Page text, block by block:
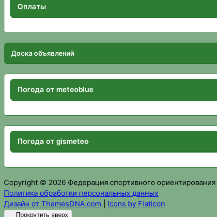
Оплаты
Доска объявлений
Погода от meteoblue
Погода от gismeteo
Copyright © 2026 Федерация спортивного
Политика обработки персональных данных
Дизайн от ThemesDNA.com
Icons by Flaticon
Прокрутить вверх